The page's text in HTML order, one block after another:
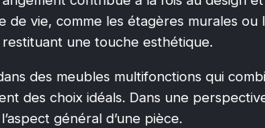
vie, comme les étagères murales
une touche esthétique.
des meubles multifonctions qui
des choix idéals. Dans une
général d’une pièce.